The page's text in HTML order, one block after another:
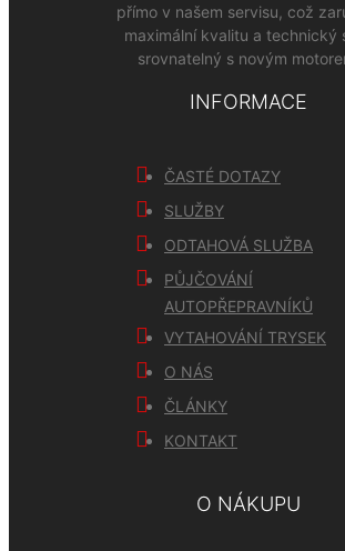
přímo v našem servisu, což
maximální kvalitu a technický
srovnatelný s novým
INFORMACE
ČASTÉ DOTAZY
SLUŽBY
ODTAHOVÁ SLUŽBA
PŮJČOVÁNÍ
AUTOPŘEPRAVNÍKŮ
VYTAHOVÁNÍ TRYSEK
O NÁS
ČLÁNKY
KONTAKT
O NÁKUPU